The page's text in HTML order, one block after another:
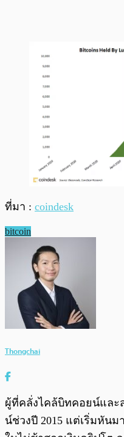
ที่มา : coindesk
bitcoin
Thongchai
ผู้ที่คลั่งไคล้บิทคอยน์และ
น์ช่วงปี 2015 แต่เริ่มหันม